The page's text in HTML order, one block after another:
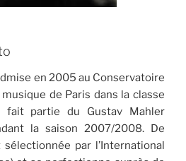
en 2005 au Conservatoire
de Paris dans la classe
fait partie du Gustav Mahler
la saison 2007/2008. De
par l’International